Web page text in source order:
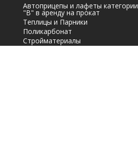
Автоприцепы и лафеты категории
"B" в аренду на прокат
Теплицы и Парники
Поликарбонат
Стройматериалы